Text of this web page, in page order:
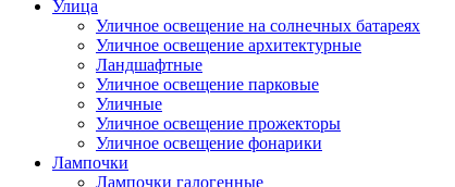
Улица
Уличное освещение на солнечных батареях
Уличное освещение архитектурные
Ландшафтные
Уличное освещение парковые
Уличные
Уличное освещение прожекторы
Уличное освещение фонарики
Лампочки
Лампочки галогенные